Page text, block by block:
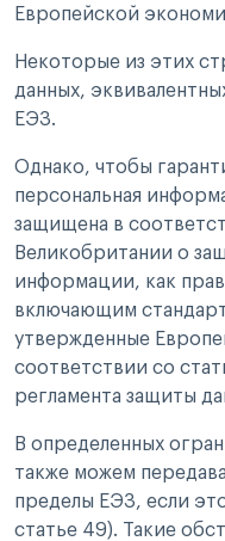
Европейской
Некоторые из этих
данных,
ЕЭЗ.
Однако, чтобы
персональная
защищена в
Великобритании о
информации, как
включающим
утвержденные
соответствии со
регламента защиты
В определенных
также можем
пределы ЕЭЗ, если
статье 49). Такие